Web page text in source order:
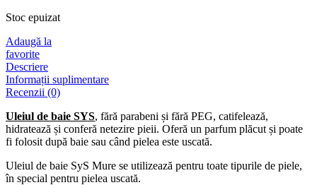
Stoc epuizat
Adaugă la
favorite
Descriere
Informații suplimentare
Recenzii (0)
Uleiul de baie SYS, fără parabeni și fără PEG, catifelează,
hidratează și conferă netezire pieii. Oferă un parfum plăcut și poate
fi folosit după baie sau când pielea este uscată.
Uleiul de baie SyS Mure se utilizează pentru toate tipurile de piele,
în special pentru pielea uscată.